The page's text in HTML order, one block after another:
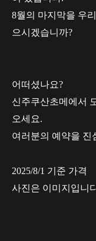
8월의 마지막을 우
으시겠습니까?
어떠셨나요?
신주쿠산초메에서
오세요.
여러분의 예약을 진
2025/8/1 기준 가격
사진은 이미지입니